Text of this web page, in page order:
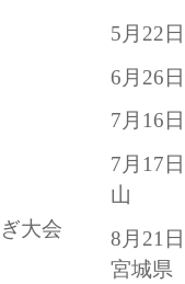
5月22
6月26
7月16
7月17
山
大会
8月21
宮城県